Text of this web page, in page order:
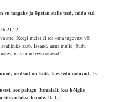
su targaks ja õpetan sulle teed, mida sul
Jh 21,22
ette. Keegi meist ei tea oma tugevust või
saab. Issand, anna mulle jõudu
mis mind ees ootavad!
õndsad on kõik, kes teda ootavad.Js
see palugu Jumalalt, kes kõigile
siis antakse temale.Jk 1,5